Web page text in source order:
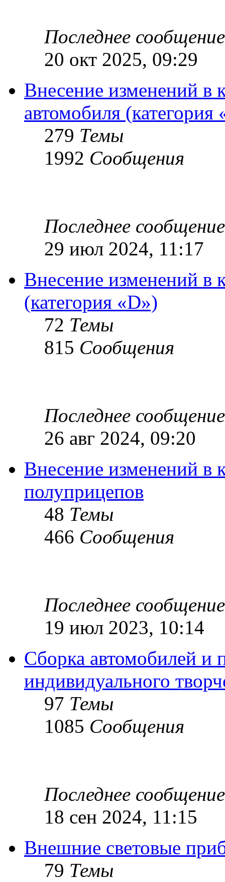
Последнее сообщение
20 окт 2025, 09:29
Внесение изменений в
автомобиля (категория
279 Темы
1992 Сообщения
Последнее сообщение
29 июл 2024, 11:17
Внесение изменений в
(категория «D»)
72 Темы
815 Сообщения
Последнее сообщение
26 авг 2024, 09:20
Внесение изменений в
полуприцепов
48 Темы
466 Сообщения
Последнее сообщение
19 июл 2023, 10:14
Сборка автомобилей и
индивидуального
97 Темы
1085 Сообщения
Последнее сообщение
18 сен 2024, 11:15
Внешние световые
79 Темы